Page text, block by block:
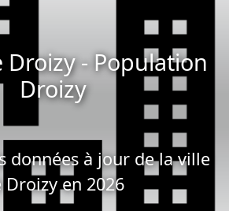
Droizy - Population
Droizy
données à jour de la ville
Droizy en 2026